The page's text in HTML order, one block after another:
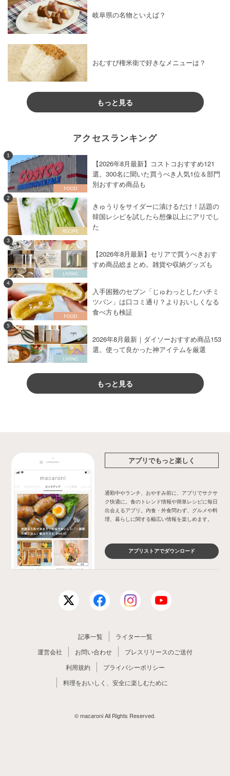
岐阜県の名物といえば？
おむすび権米衛で好きなメニューは？
もっと見る
アクセスランキング
1
【2026年8月最新】コストコおすすめ121
選。300名に聞いた買うべき人気1位＆部門
別おすすめ商品も
2
きゅうりをサイダーに漬けるだけ！話題の
韓国レシピを試したら想像以上にアリでし
た
3
【2026年8月最新】セリアで買うべきおす
すめ商品総まとめ。雑貨や収納グッズも
4
入手困難のセブン「じゅわっとしたハチミ
ツパン」は口コミ通り？よりおいしくなる
食べ方も検証
5
2026年8月最新｜ダイソーおすすめ商品153
選。使って良かった神アイテムを厳選
もっと見る
アプリでもっと楽しく
通勤中やランチ、おやすみ前に、アプリでサクサ
ク快適に。食のトレンド情報や簡単レシピに毎日
出会えるアプリ。内食・外食問わず、グルメや料
理、暮らしに関する幅広い情報を楽しめます。
アプリストアでダウンロード
記事一覧
ライター一覧
運営会社
お問い合わせ
プレスリリースのご送付
利用規約
プライバシーポリシー
料理をおいしく、安全に楽しむために
© macaroni All Rights Reserved.